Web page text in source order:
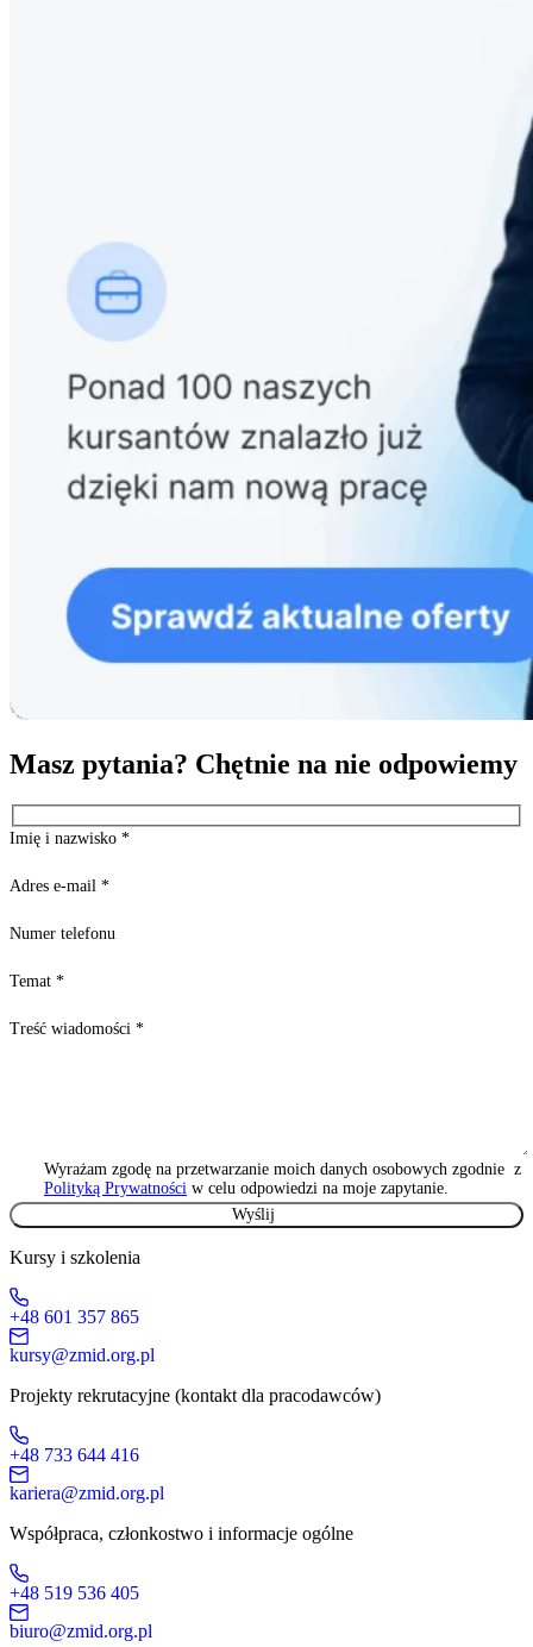
Masz pytania? Chętnie na nie odpowiemy
Imię i nazwisko *
Adres e-mail *
Numer telefonu
Temat *
Treść wiadomości *
Wyrażam zgodę na przetwarzanie moich danych osobowych zgodnie z
Polityką Prywatności w celu odpowiedzi na moje zapytanie.
Kursy i szkolenia
+48 601 357 865
kursy@zmid.org.pl
Projekty rekrutacyjne (kontakt dla pracodawców)
+48 733 644 416
kariera@zmid.org.pl
Współpraca, członkostwo i informacje ogólne
+48 519 536 405
biuro@zmid.org.pl